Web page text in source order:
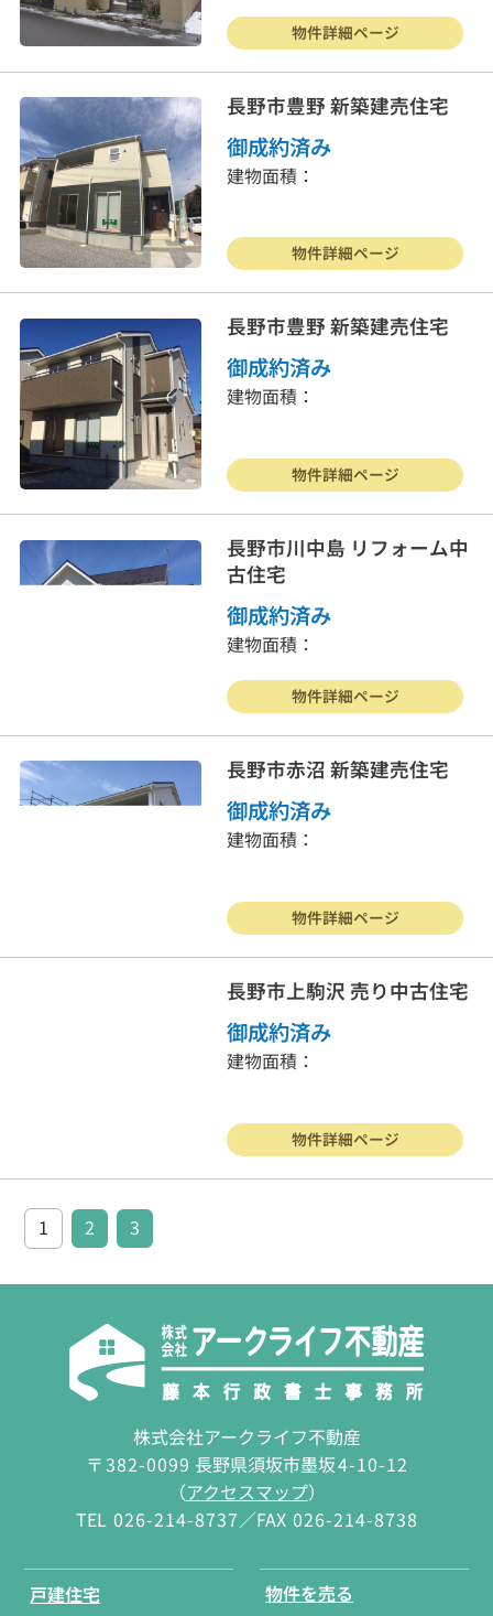
物件詳細ページ
長野市豊野 新築建売住宅
御成約済み
建物面積：
物件詳細ページ
長野市豊野 新築建売住宅
御成約済み
建物面積：
物件詳細ページ
長野市川中島 リフォーム中
古住宅
御成約済み
建物面積：
物件詳細ページ
長野市赤沼 新築建売住宅
御成約済み
建物面積：
物件詳細ページ
長野市上駒沢 売り中古住宅
御成約済み
建物面積：
物件詳細ページ
1 2 3
株式会社アークライフ不動産
〒382-0099 長野県須坂市墨坂4-10-12
（アクセスマップ）
TEL 026-214-8737／FAX 026-214-8738
戸建住宅 物件を売る